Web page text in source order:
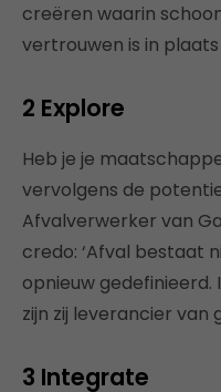
creëren waarin
vertrouwen is in
2 Explore
Heb je je
vervolgens de
Afvalverwerker van
credo: ‘Afval bestaat
opnieuw
zijn zij leverancier
3 Integrate